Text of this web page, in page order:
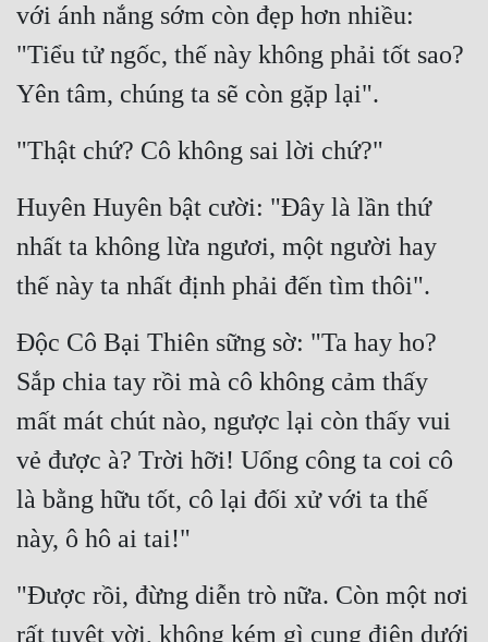
với ánh nắng sớm còn đẹp hơn nhiều:
"Tiểu tử ngốc, thế này không phải tốt sao?
Yên tâm, chúng ta sẽ còn gặp lại".
"Thật chứ? Cô không sai lời chứ?"
Huyên Huyên bật cười: "Đây là lần thứ
nhất ta không lừa ngươi, một người hay
thế này ta nhất định phải đến tìm thôi".
Độc Cô Bại Thiên sững sờ: "Ta hay ho?
Sắp chia tay rồi mà cô không cảm thấy
mất mát chút nào, ngược lại còn thấy vui
vẻ được à? Trời hỡi! Uổng công ta coi cô
là bằng hữu tốt, cô lại đối xử với ta thế
này, ô hô ai tai!"
"Được rồi, đừng diễn trò nữa. Còn một nơi
rất tuyệt vời, không kém gì cung điên dưới